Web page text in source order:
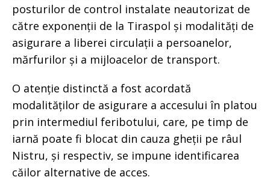
posturilor de control instalate neautorizat de
către exponenții de la Tiraspol și modalități de
asigurare a liberei circulații a persoanelor,
mărfurilor și a mijloacelor de transport.
O atenție distinctă a fost acordată
modalităților de asigurare a accesului în platou
prin intermediul feribotului, care, pe timp de
iarnă poate fi blocat din cauza gheții pe râul
Nistru, și respectiv, se impune identificarea
căilor alternative de acces.